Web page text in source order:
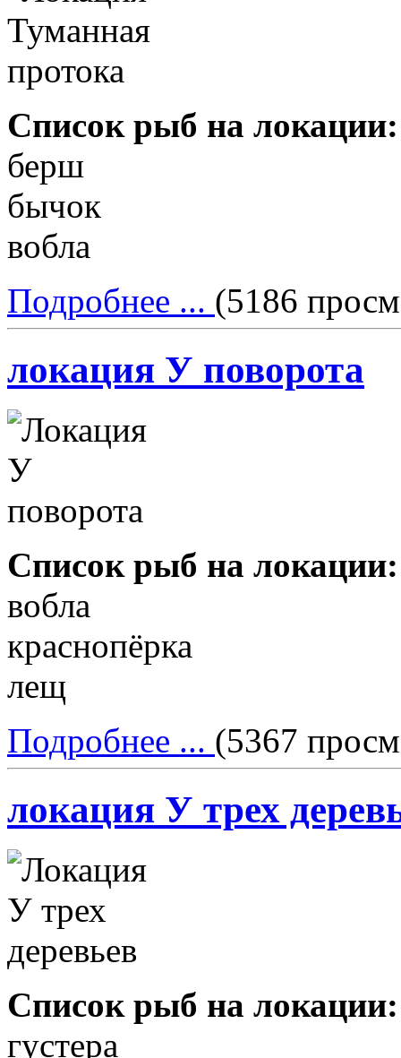
Список рыб на локации:
берш
бычок
вобла
Подробнее ... (5186
локация У поворота
Список рыб на локации:
вобла
краснопёрка
лещ
Подробнее ... (5367
локация У трех
Список рыб на локации:
густера